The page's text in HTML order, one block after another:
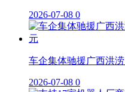
2026-07-08 0
车企集体驰援广西洪
2026-07-08 0